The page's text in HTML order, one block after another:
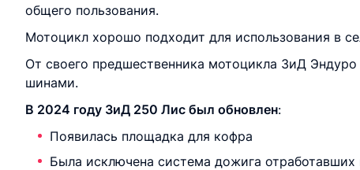
общего пользования.
Мотоцикл хорошо подходит для использования в
От своего предшественника мотоцикла ЗиД
шинами.
В 2024 году ЗиД 250 Лис был обновлен:
Появилась площадка для кофра
Была исключена система дожига отработавших